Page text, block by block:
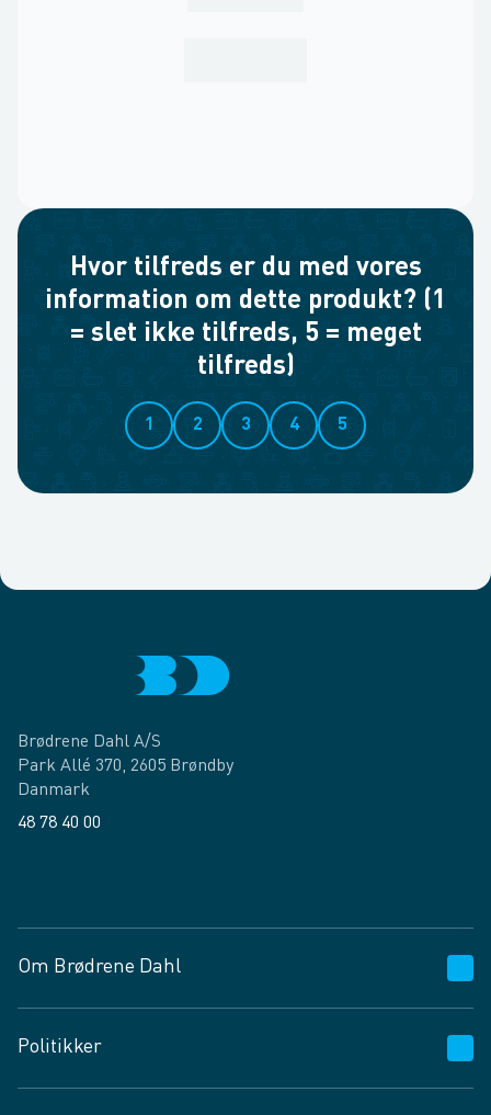
Hvor tilfreds er du med vores
information om dette produkt? (1
= slet ikke tilfreds, 5 = meget
tilfreds)
1 2 3 4 5
Brødrene Dahl A/S
Park Allé 370, 2605 Brøndby
Danmark
48 78 40 00
Om Brødrene Dahl
Vagttelefon 30 10 89 89
Spørgsmål og svar
Politikker